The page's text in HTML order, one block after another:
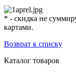
* - скидка не
картами.
Возврат к списку
Каталог товаров